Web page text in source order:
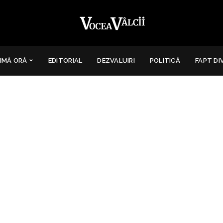
ORĂ EDITORIAL DEZVALUIRI POLITICĂ FAPT